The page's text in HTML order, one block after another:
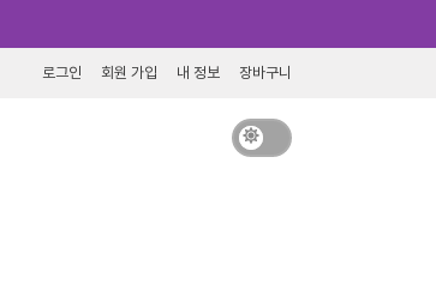
로그인 회원 가입 내 정보 장바구니